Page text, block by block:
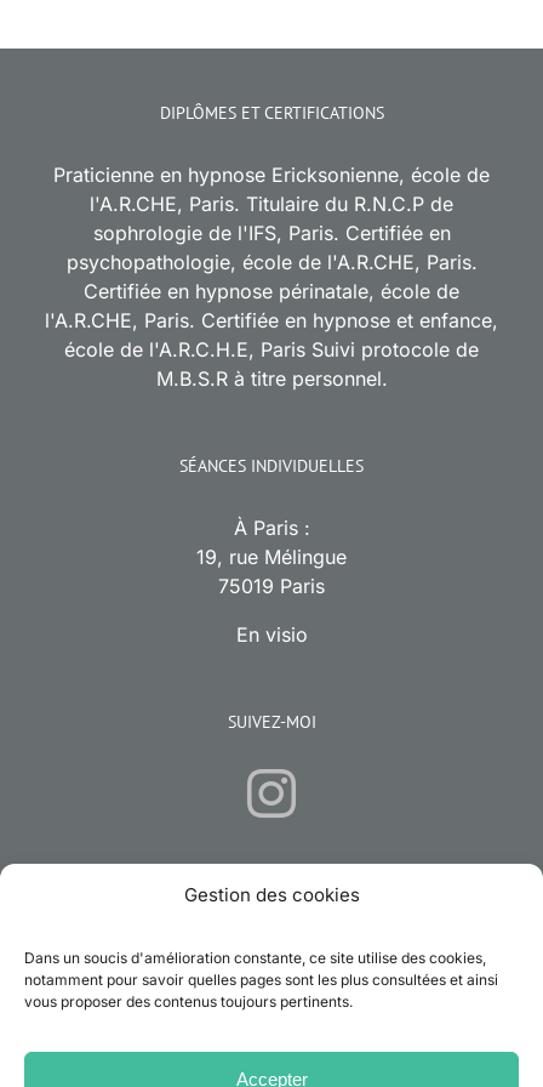
Gestion des cookies
Dans un soucis d'amélioration constante, ce site utilise des cookies,
notamment pour savoir quelles pages sont les plus consultées et ainsi
vous proposer des contenus toujours pertinents.
Accepter
DIPLÔMES ET CERTIFICATIONS
Praticienne en hypnose Ericksonienne, école de
l'A.R.CHE, Paris. Titulaire du R.N.C.P de
sophrologie de l'IFS, Paris. Certifiée en
psychopathologie, école de l'A.R.CHE, Paris.
Certifiée en hypnose périnatale, école de
l'A.R.CHE, Paris. Certifiée en hypnose et enfance,
école de l'A.R.C.H.E, Paris Suivi protocole de
M.B.S.R à titre personnel.
SÉANCES INDIVIDUELLES
À Paris :
19, rue Mélingue
75019 Paris
En visio
SUIVEZ-MOI
CONTACTEZ-MOI
Email:emilie.hypnose.sophrologie@gmail.com
Rechercher: